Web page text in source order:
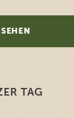
durch die
TAG